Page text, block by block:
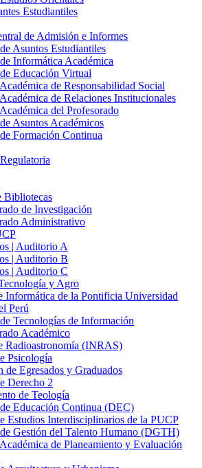
Estudiantiles
de Admisión e Informes
Asuntos Estudiantiles
Informática Académica
Educación Virtual
de Responsabilidad Social
de Relaciones Institucionales
del Profesorado
Asuntos Académicos
Formación Continua
Bibliotecas
de Investigación
Administrativo
| Auditorio A
| Auditorio B
| Auditorio C
y Agro
Informática de la Pontificia Universidad
Perú
Tecnologías de Información
Académico
Radioastronomía (INRAS)
Psicología
de Egresados y Graduados
Derecho 2
de Teología
Educación Continua (DEC)
Estudios Interdisciplinarios de la PUCP
Gestión del Talento Humano (DGTH)
de Planeamiento y Evaluación